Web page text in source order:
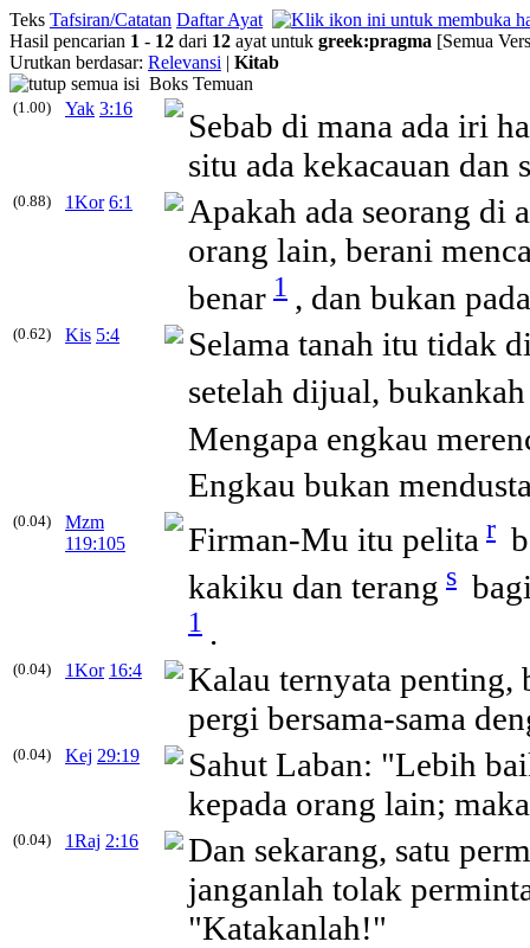
Teks Tafsiran/Catatan Daftar Ayat
Hasil pencarian 1 - 12 dari 12 ayat untuk greek:pragma [Semua
Urutkan berdasar: Relevansi | Kitab
Boks Temuan
(1.00) Yak 3:16
Sebab di mana ada iri
situ ada kekacauan dan
(0.88) 1Kor 6:1
Apakah ada seorang di
orang lain, berani
benar 1 , dan bukan
(0.62) Kis 5:4
Selama tanah itu tidak
setelah dijual,
Mengapa engkau
Engkau bukan
(0.04)
Mzm
119:105
Firman-Mu itu pelita r
kakiku dan terang s
1 .
(0.04) 1Kor 16:4
Kalau ternyata penting,
pergi bersama-sama
(0.04) Kej 29:19
Sahut Laban: "Lebih
kepada orang lain;
(0.04) 1Raj 2:16
Dan sekarang, satu
janganlah tolak
"Katakanlah!"